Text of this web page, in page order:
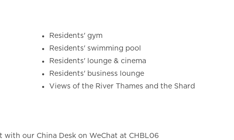
Residents' gym
Residents' swimming pool
Residents' lounge & cinema
Residents' business lounge
Views of the River Thames and the Shard
with our China Desk on WeChat at CHBL06